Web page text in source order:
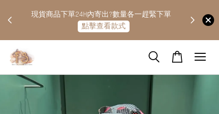
現貨商品下單24H內寄出?數量各一趕緊下單
點擊查看款式